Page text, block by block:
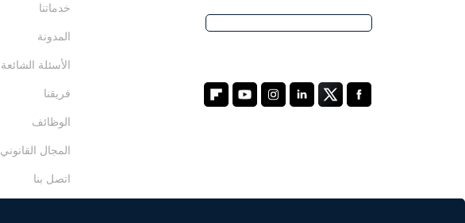
خدماتنا
المدونة
الأسئلة الشائعة
فريقنا
الوظائف
المجال القانوني
اتصل بنا